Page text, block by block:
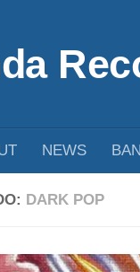
NEWS
DARK POP